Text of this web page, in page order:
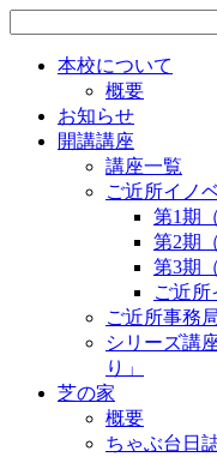
本校について
概要
お知らせ
開講講座
講座一覧
ご近所イノ
第1期
第2期
第3期
ご近
ご近所事務
シリーズ講
り」
芝の家
概要
ちゃぶ台日